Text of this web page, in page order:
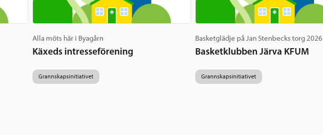
Alla möts här i Byagårn
Käxeds intresseförening
Grannskapsinitiativet
Basketglädje på Jan Stenbecks torg 2026
Basketklubben Järva KFUM
Grannskapsinitiativet